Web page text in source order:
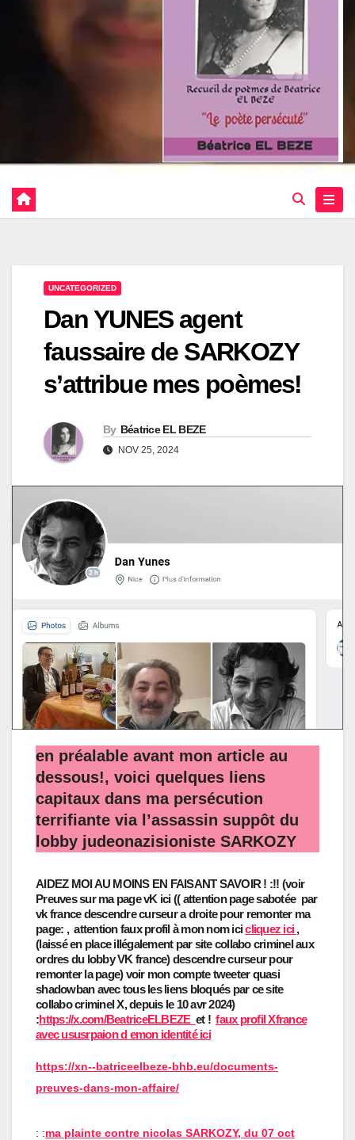
UNCATEGORIZED
Dan YUNES agent
faussaire de SARKOZY
s’attribue mes poèmes!
By Béatrice EL BEZE
NOV 25, 2024
en préalable avant mon article au
dessous!, voici quelques liens
capitaux dans ma persécution
terrifiante via l’assassin suppôt du
lobby judeonazisioniste SARKOZY
AIDEZ MOI AU MOINS EN FAISANT SAVOIR ! :!! (voir
Preuves sur ma page vK ici (( attention page sabotée par
vk france descendre curseur a droite pour remonter ma
page: , attention faux profil à mon nom icicliquez ici,
(laissé en place illégalement par site collabo criminel aux
ordres du lobby VK france) descendre curseur pour
remonter la page) voir mon compte tweeter quasi
shadowban avec tous les liens bloqués par ce site
collabo criminel X, depuis le 10 avr 2024)
:https://x.com/BeatriceELBEZE et !faux profil Xfrance
avec ususrpaion d emon identité ici
https://xn--batriceelbeze-bhb.eu/documents-
preuves-dans-mon-affaire/
: :ma plainte contre nicolas SARKOZY, du 07 oct